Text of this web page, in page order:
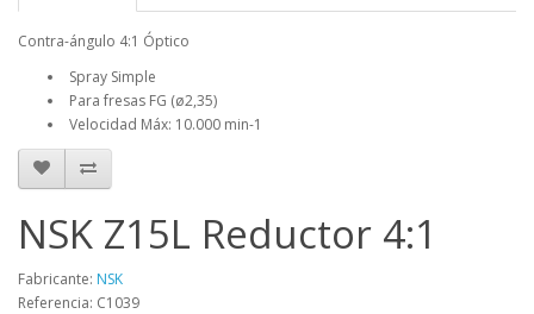
Contra-ángulo 4:1 Óptico
Spray Simple
Para fresas FG (ø2,35)
Velocidad Máx: 10.000 min-1
NSK Z15L Reductor 4:1
Fabricante: NSK
Referencia: C1039